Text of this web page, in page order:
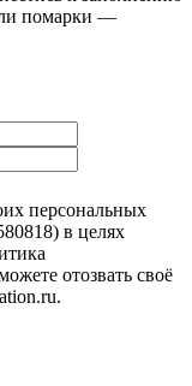
помарки —
персональных
в целях
отозвать своё